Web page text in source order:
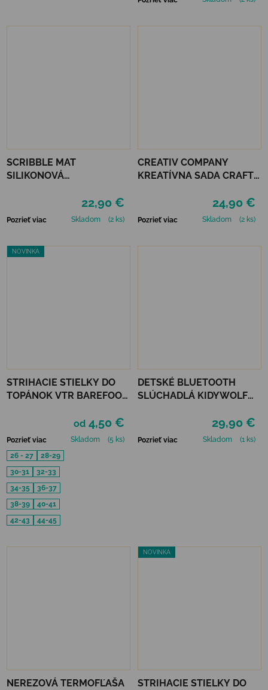
SCRIBBLE MAT
SILIKONOVÁ
22,90 €
Pozrieť viac Skladom (2 ks)
CREATIV COMPANY
KREATÍVNA SADA CRAFT
24,90 €
Pozrieť viac Skladom (2 ks)
NOVINKA
STRIHACIE STIELKY DO
TOPÁNOK VTR BAREFOOT
od 4,50 €
Pozrieť viac Skladom
(5 ks)
26 - 27
28-29
30-31
32-33
34-35
36-37
38-39
40-41
42-43
44-45
DETSKÉ BLUETOOTH
SLÚCHADLÁ KIDYWOLF
29,90 €
Pozrieť viac Skladom (1 ks)
NEREZOVÁ TERMOFĽAŠA
NOVINKA
STRIHACIE STIELKY DO